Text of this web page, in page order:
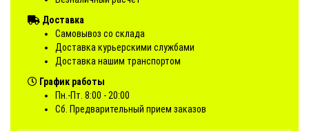
Доставка
Самовывоз со склада
Доставка курьерскими службами
Доставка нашим транспортом
График работы
Пн.-Пт. 8:00 - 20:00
Сб. Предварительный прием заказов